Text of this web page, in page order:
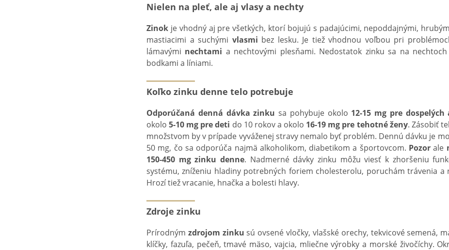
Nielen na pleť, ale aj vlasy a nechty
Zinok je vhodný aj pre všetkých, ktorí bojujú s padajúcimi, nepoddajnými,
mastiacimi a suchými vlasmi bez lesku. Je tiež vhodnou voľbou pri
lámavými nechtami a nechtovými plesňami. Nedostatok zinku sa na
bodkami a líniami.
Koľko zinku denne telo potrebuje
Odporúčaná denná dávka zinku sa pohybuje okolo 12-15 mg pre
okolo5-10 mg pre deti do 10 rokov a okolo 16-19 mg pre tehotné ženy. Zásobiť
množstvom by v prípade vyváženej stravy nemalo byť problém. Dennú dávku je
50 mg, čo sa odporúča najmä alkoholikom, diabetikom a športovcom. Pozor ale
150-450 mg zinku denne. Nadmerné dávky zinku môžu viesť k zhoršeniu
systému, zníženiu hladiny potrebných foriem cholesterolu, poruchám trávenia a
Hrozí tiež vracanie, hnačka a bolesti hlavy.
Zdroje zinku
Prírodným zdrojom zinku sú ovsené vločky, vlašské orechy, tekvicové semená,
klíčky, fazuľa, pečeň, tmavé mäso, vajcia, mliečne výrobky a morské živočíchy.